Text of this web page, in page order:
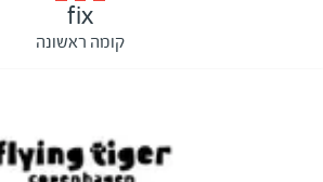
fix
קומה ראשונה